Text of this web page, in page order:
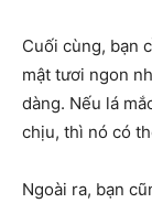
Cuối cùng, bạn
mật tươi ngon
dàng. Nếu lá
chịu, thì nó có
Ngoài ra, bạn